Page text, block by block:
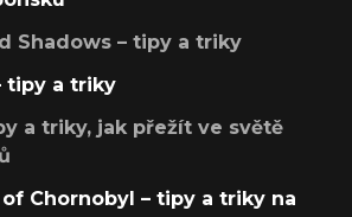
Shadows – tipy a triky
tipy a triky
a triky, jak přežít ve světě
Chornobyl – tipy a triky na